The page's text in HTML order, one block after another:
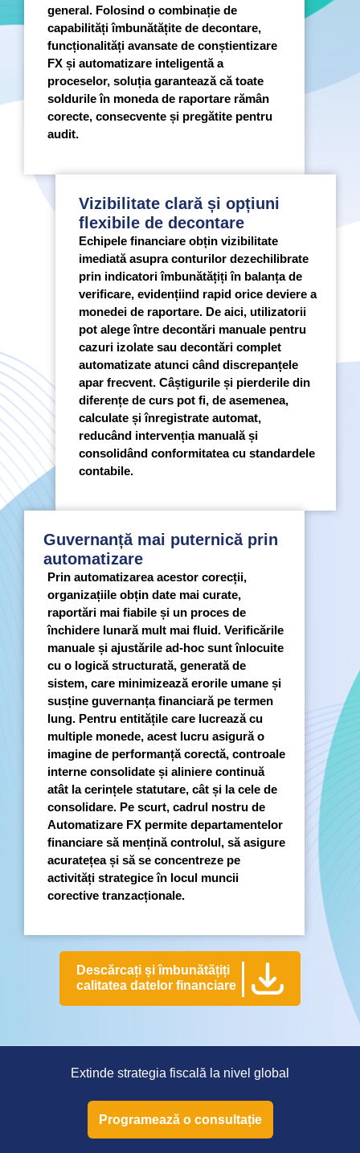
general. Folosind o combinație de
capabilități îmbunătățite de decontare,
funcționalități avansate de conștientizare
FX și automatizare inteligentă a
proceselor, soluția garantează că toate
soldurile în moneda de raportare rămân
corecte, consecvente și pregătite pentru
audit.
Vizibilitate clară și opțiuni
flexibile de decontare
Echipele financiare obțin vizibilitate
imediată asupra conturilor dezechilibrate
prin indicatori îmbunătățiți în balanța de
verificare, evidențiind rapid orice deviere a
monedei de raportare. De aici, utilizatorii
pot alege între decontări manuale pentru
cazuri izolate sau decontări complet
automatizate atunci când discrepanțele
apar frecvent. Câștigurile și pierderile din
diferențe de curs pot fi, de asemenea,
calculate și înregistrate automat,
reducând intervenția manuală și
consolidând conformitatea cu standardele
contabile.
Guvernanță mai puternică prin
automatizare
Prin automatizarea acestor corecții,
organizațiile obțin date mai curate,
raportări mai fiabile și un proces de
închidere lunară mult mai fluid. Verificările
manuale și ajustările ad-hoc sunt înlocuite
cu o logică structurată, generată de
sistem, care minimizează erorile umane și
susține guvernanța financiară pe termen
lung. Pentru entitățile care lucrează cu
multiple monede, acest lucru asigură o
imagine de performanță corectă, controale
interne consolidate și aliniere continuă
atât la cerințele statutare, cât și la cele de
consolidare. Pe scurt, cadrul nostru de
Automatizare FX permite departamentelor
financiare să mențină controlul, să asigure
acuratețea și să se concentreze pe
activități strategice în locul muncii
corective tranzacționale.
Descărcați și îmbunătățiți
calitatea datelor financiare
Extinde strategia fiscală la nivel global
Programează o consultație